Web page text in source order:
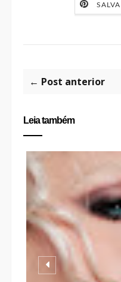
← Post anterior
Leia também